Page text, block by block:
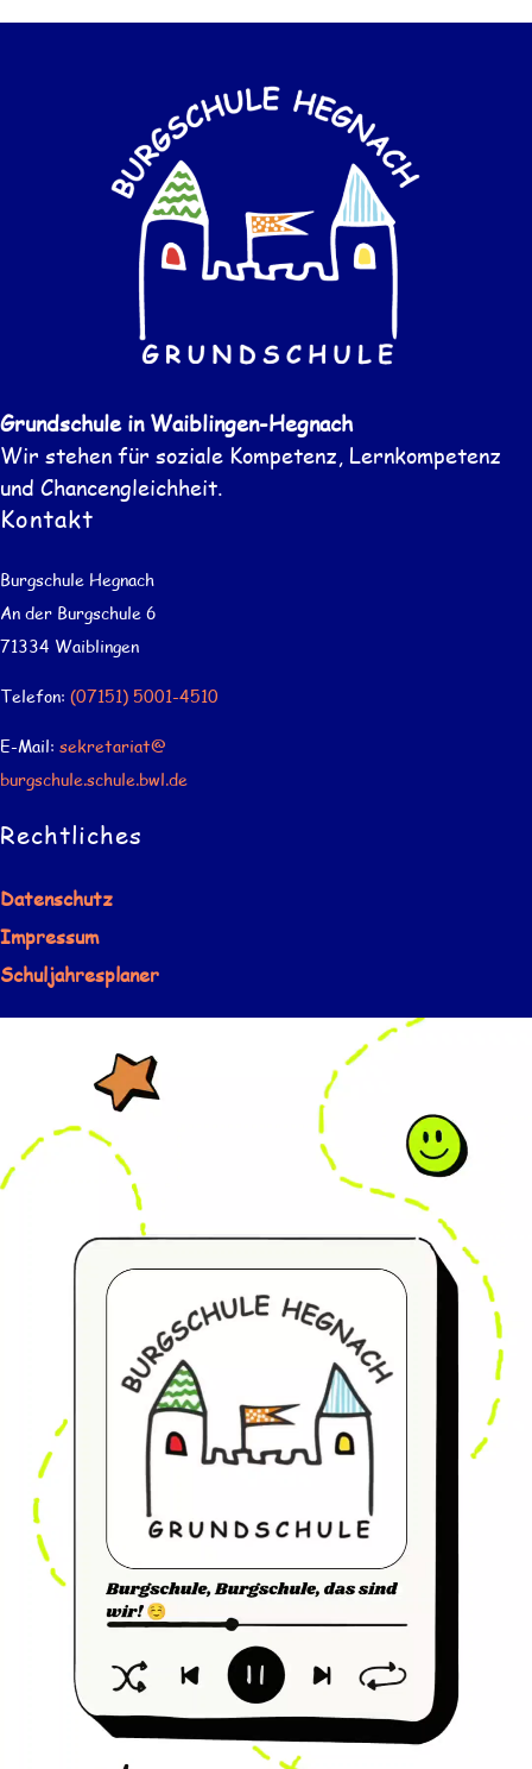
Grundschule in Waiblingen-Hegnach
Wir stehen für soziale Kompetenz, Lernkompetenz
und Chancengleichheit.
Kontakt
Burgschule Hegnach
An der Burgschule 6
71334 Waiblingen
Telefon: (07151) 5001-4510
E-Mail: sekretariat@
burgschule.schule.bwl.de
Rechtliches
Datenschutz
Impressum
Schuljahresplaner